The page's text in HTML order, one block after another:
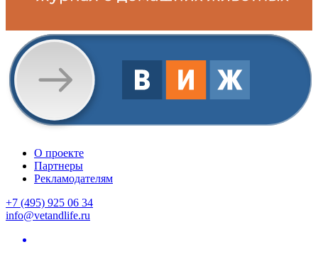
О проекте
Партнеры
Рекламодателям
+7 (495) 925 06 34
info@vetandlife.ru